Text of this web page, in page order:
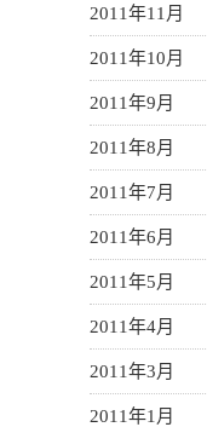
2011年11月
2011年10月
2011年9月
2011年8月
2011年7月
2011年6月
2011年5月
2011年4月
2011年3月
2011年1月